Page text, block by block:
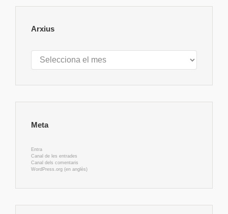
Arxius
Arxius
Meta
Entra
Canal de les entrades
Canal dels comentaris
WordPress.org (en anglès)